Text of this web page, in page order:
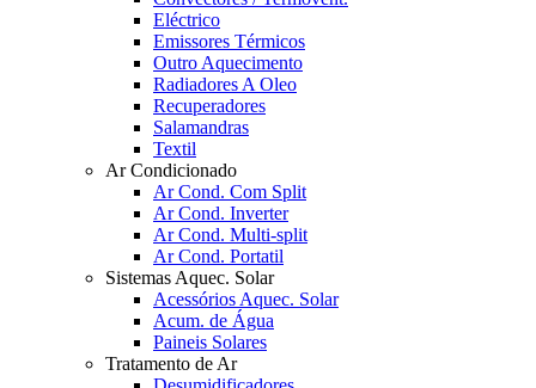
Eléctrico
Emissores Térmicos
Outro Aquecimento
Radiadores A Oleo
Recuperadores
Salamandras
Textil
Ar Condicionado
Ar Cond. Com Split
Ar Cond. Inverter
Ar Cond. Multi-split
Ar Cond. Portatil
Sistemas Aquec. Solar
Acessórios Aquec. Solar
Acum. de Água
Paineis Solares
Tratamento de Ar